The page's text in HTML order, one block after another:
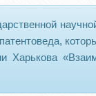
Харькова